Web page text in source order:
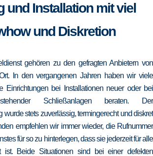
und Installation mit viel
und Diskretion
gehören zu den gefragten Anbietern von
In den vergangenen Jahren haben wir viele
Einrichtungen bei Installationen neuer oder bei
Schließanlagen beraten. Der
wurde stets zuverlässig, termingerecht und diskret
empfehlen wir immer wieder, die Rufnummer
für so zu hinterlegen, dass sie jederzeit für alle
ist. Beide Situationen sind bei einer defekten